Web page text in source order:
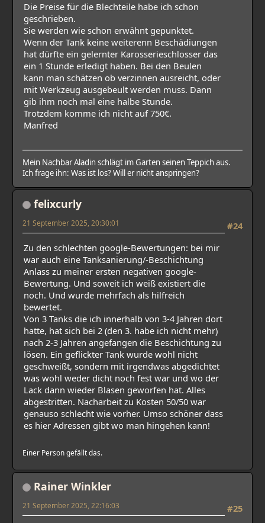
Die Preise für die Blechteile habe ich schon
geschrieben.
Sie werden wie schon erwähnt gepunktet.
Wenn der Tank keine weiterenn Beschädiungen
hat dürfte ein gelernter Karosserieschlosser das
ein 1 Stunde erledigt haben. Bei den Beulen
kann man schätzen ob verzinnen ausreicht, oder
mit Werkzeug ausgebeult werden muss. Dann
gib ihm noch mal eine halbe Stunde.
Trotzdem komme ich nicht auf 750€.
Manfred
Mein Nachbar Aladin schlägt im Garten seinen Teppich aus.
Ich frage ihn: Was ist los? Will er nicht anspringen?
felixcurly
#24
21 September 2025, 20:30:01
Zu den schlechten google-Bewertungen: bei mir
war auch eine Tanksanierung/-Beschichtung
Anlass zu meiner ersten negativen google-
Bewertung. Und soweit ich weiß existiert die
noch. Und wurde mehrfach als hilfreich
bewertet.
Von 3 Tanks die ich innerhalb von 3-4 Jahren dort
hatte, hat sich bei 2 (den 3. habe ich nicht mehr)
nach 2-3 Jahren angefangen die Beschichtung zu
lösen. Ein geflickter Tank wurde wohl nicht
geschweißt, sondern mit irgendwas abgedichtet
was wohl weder dicht noch fest war und wo der
Lack dann wieder Blasen geworfen hat. Alles
abgestritten. Nacharbeit zu Kosten 50/50 war
genauso schlecht wie vorher. Umso schöner dass
es hier Adressen gibt wo man hingehen kann!
Einer Person gefällt das.
Rainer Winkler
#25
21 September 2025, 22:16:03